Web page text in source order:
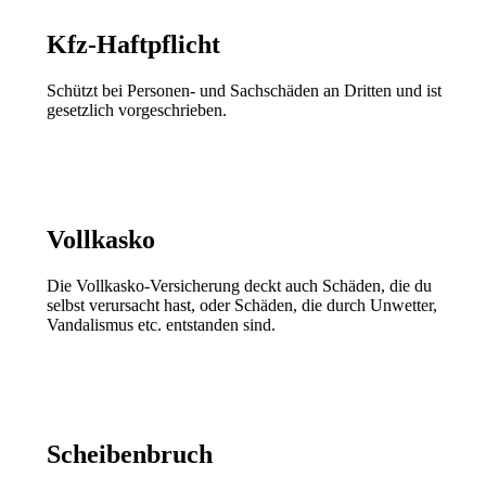
Kfz-Haftpflicht
Schützt bei Personen- und Sachschäden an Dritten und ist
gesetzlich vorgeschrieben.
Vollkasko
Die Vollkasko-Versicherung deckt auch Schäden, die du
selbst verursacht hast, oder Schäden, die durch Unwetter,
Vandalismus etc. entstanden sind.
Scheibenbruch